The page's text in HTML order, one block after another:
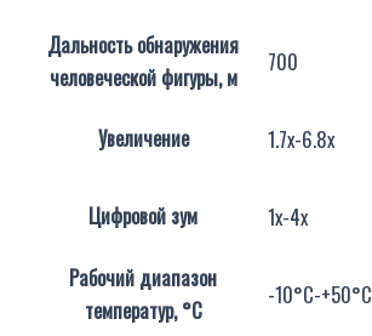
Дальность обнаружения
человеческой фигуры, м
700
Увеличение 1.7x-6.8x
Цифровой зум 1x-4x
Рабочий диапазон
температур, °C
-10°C-+50°C